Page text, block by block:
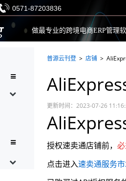
普源云刊登 > 店铺 >
更新时间：2023-07-26
授权速卖通店铺前，
点击进入速卖通服务
0571-87203836
做最专业的跨境电商ERP管理